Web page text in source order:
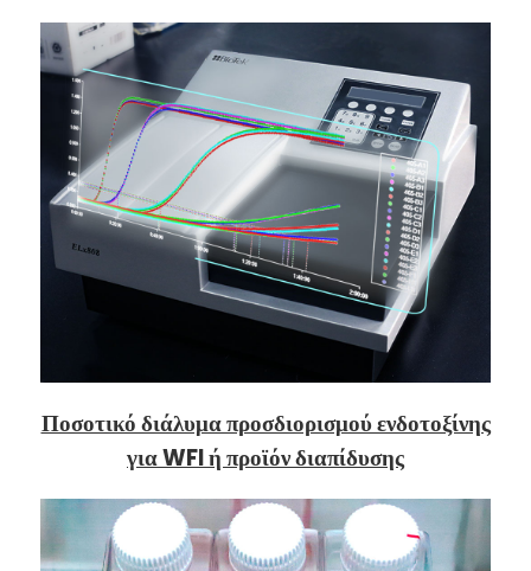
Ποσοτικό διάλυμα προσδιορισμού ενδοτοξίνης
για WFI ή προϊόν διαπίδυσης